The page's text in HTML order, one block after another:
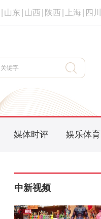
山东 山西 陕西 上海 四川
媒体时评 娱乐体育
中新视频